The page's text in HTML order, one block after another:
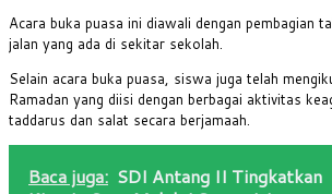
Acara buka puasa ini diawali dengan pembagian
jalan yang ada di sekitar sekolah.
Selain acara buka puasa, siswa juga telah
Ramadan yang diisi dengan berbagai aktivitas
taddarus dan salat secara berjamaah.
Baca juga: SDI Antang II Tingkatkan